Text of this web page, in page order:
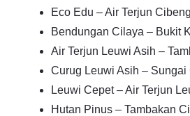
Eco Edu – Air Terjun
Bendungan Cilaya – Bukit
Air Terjun Leuwi Asih –
Curug Leuwi Asih – Sungai
Leuwi Cepet – Air Terjun
Hutan Pinus – Tambakan